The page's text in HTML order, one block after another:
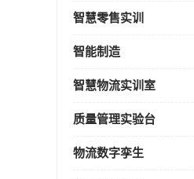
智慧零售实训
智能制造
智慧物流实训室
质量管理实验台
物流数字孪生